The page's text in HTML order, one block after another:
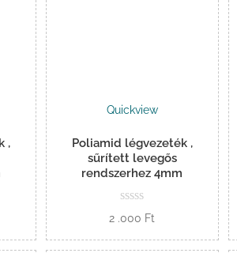
,
Quickview
Poliamid légvezeték ,
sűrített levegős
rendszerhez 4mm
2 .000 Ft
Kosárba